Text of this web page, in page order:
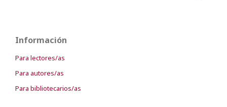
Información
Para lectores/as
Para autores/as
Para bibliotecarios/as